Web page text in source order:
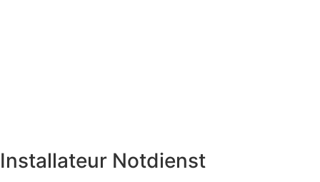
Installateur Notdienst